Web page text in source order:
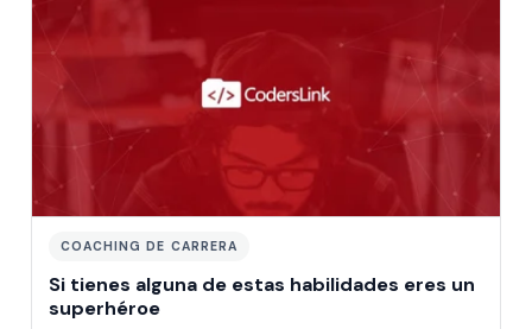
COACHING DE CARRERA
Si tienes alguna de estas habilidades eres un
superhéroe